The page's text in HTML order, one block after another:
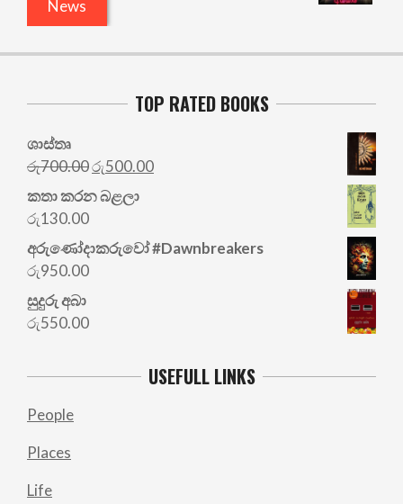
News
TOP RATED BOOKS
ශාස්තෘ
රු700.00Original
price
was:
රු500.00Current
කතා කරන බළලා
රු130.00
අරු‍ණෝදාකරුවෝ #Dawnbreakers
රු950.00
සුදුරු අබා
රු550.00
USEFULL LINKS
People
Places
Life